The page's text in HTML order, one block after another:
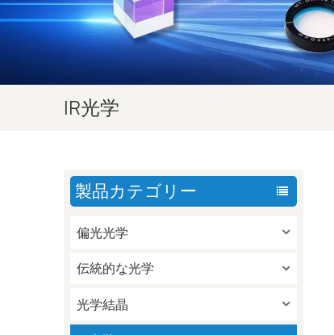
IR光学
製品カテゴリー
偏光光学
伝統的な光学
光学結晶